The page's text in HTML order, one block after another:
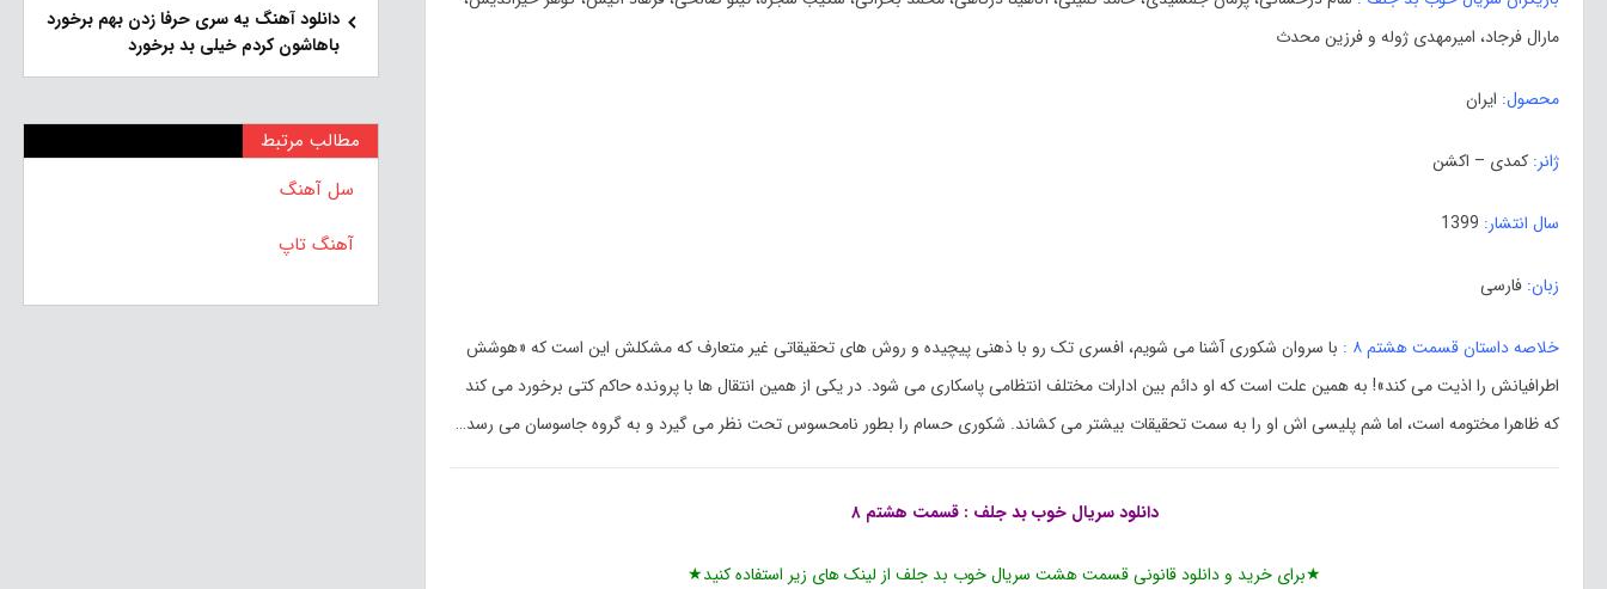
مارال فرجاد، امیرمهدی ژوله و فرزین محدث
محصول: ایران
ژانر: کمدی – اکشن
سال انتشار:
زبان: فارسی
خلاصه داستان قسمت هشتم ۸ :
با سروان شکوری آشنا می شویم، افسری تک رو با ذهنی پیچیده و روش های تحقیقاتی غیر متعارف که مشکلش این است که «هوشش
اطرافیانش را اذیت می کند»! به همین علت است که او دائم بین ادارات مختلف انتظامی پاسکاری می شود. در یکی از همین انتقال ها با پرونده حاکم کتی برخورد می کند
که ظاهرا مختومه است، اما شم پلیسی اش او را به سمت تحقیقات بیشتر می کشاند. شکوری حسام را بطور نامحسوس تحت نظر می گیرد و به گروه جاسوسان می رسد…
دانلودسریال خوب بد جلف : قسمت هشتم ۸
★برای خرید و دانلود قانونی قسمت هشت سریال خوب بد جلف از لینک های زیر استفاده کنید★
دانلود آهنگ یه سری حرفا زدن بهم برخورد
باهاشون کردم خیلی بد برخورد
مطالب مرتبط
سل آهنگ
آهنگ تاپ